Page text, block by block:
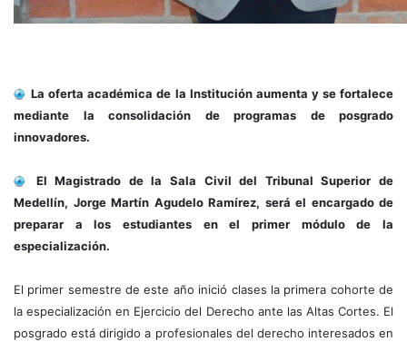
La oferta académica de la Institución aumenta y se fortalece
mediante la consolidación de programas de posgrado
innovadores.
El Magistrado de la Sala Civil del Tribunal Superior de
Medellín, Jorge Martín Agudelo Ramírez, será el encargado de
preparar a los estudiantes en el primer módulo de la
especialización.
El primer semestre de este año inició clases la primera cohorte de
la especialización en Ejercicio del Derecho ante las Altas Cortes. El
posgrado está dirigido a profesionales del derecho interesados en